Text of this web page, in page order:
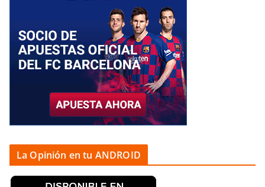
La Opinión en tu ANDROID